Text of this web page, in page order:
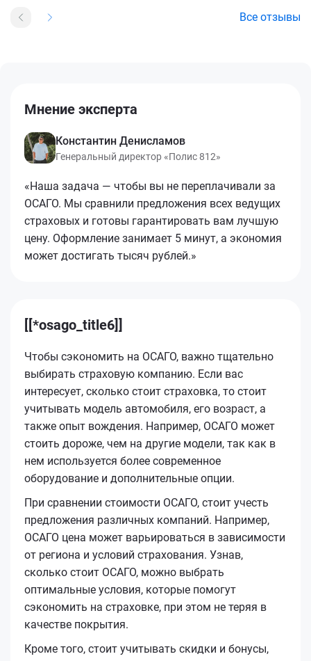
Все отзывы
Мнение эксперта
Константин Денисламов
Генеральный директор «Полис 812»
«Наша задача — чтобы вы не переплачивали за
ОСАГО. Мы сравнили предложения всех ведущих
страховых и готовы гарантировать вам лучшую
цену. Оформление занимает 5 минут, а экономия
может достигать тысяч рублей.»
[[*osago_title6]]
Чтобы сэкономить на ОСАГО, важно тщательно
выбирать страховую компанию. Если вас
интересует, сколько стоит страховка, то стоит
учитывать модель автомобиля, его возраст, а
также опыт вождения. Например, ОСАГО может
стоить дороже, чем на другие модели, так как в
нем используется более современное
оборудование и дополнительные опции.
При сравнении стоимости ОСАГО, стоит учесть
предложения различных компаний. Например,
ОСАГО цена может варьироваться в зависимости
от региона и условий страхования. Узнав,
сколько стоит ОСАГО, можно выбрать
оптимальные условия, которые помогут
сэкономить на страховке, при этом не теряя в
качестве покрытия.
Кроме того, стоит учитывать скидки и бонусы,